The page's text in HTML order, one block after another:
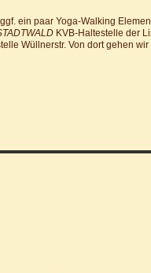
ein paar Yoga-Walking
KVB-Haltestelle der
Wüllnerstr. Von dort gehen